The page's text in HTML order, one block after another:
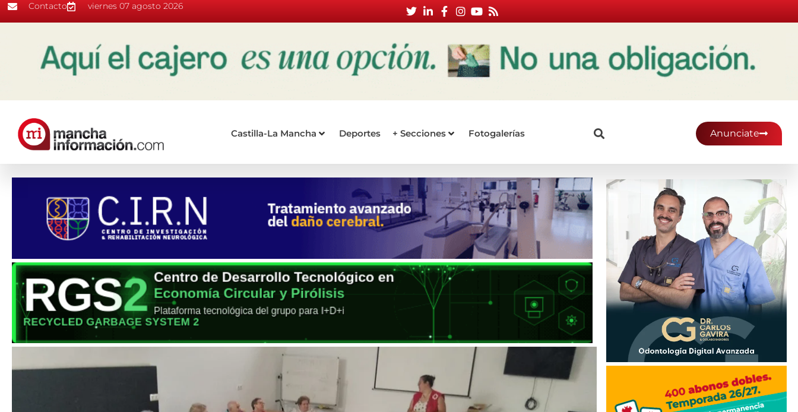
Contacto viernes 07 agosto 2026
Castilla-La Mancha Deportes + Secciones Fotogalerías Anunciate